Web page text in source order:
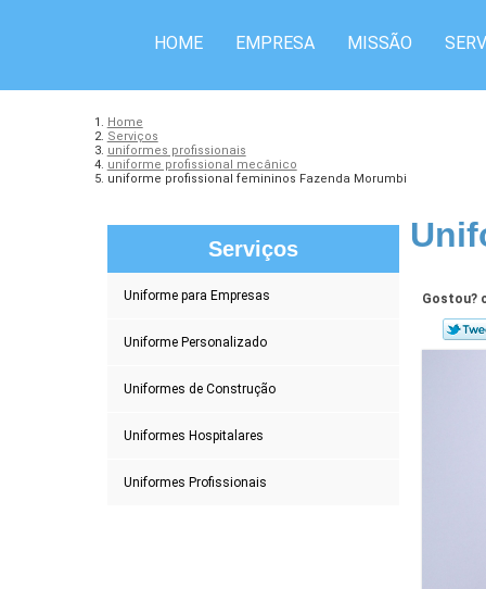
HOME EMPRESA MISSÃO
Home
Serviços
uniformes profissionais
uniforme profissional mecânico
uniforme profissional femininos Fazenda Morumbi
Serviços
Uniforme para Empresas
Uniforme Personalizado
Uniformes de Construção
Uniformes Hospitalares
Uniformes Profissionais
Gostou?